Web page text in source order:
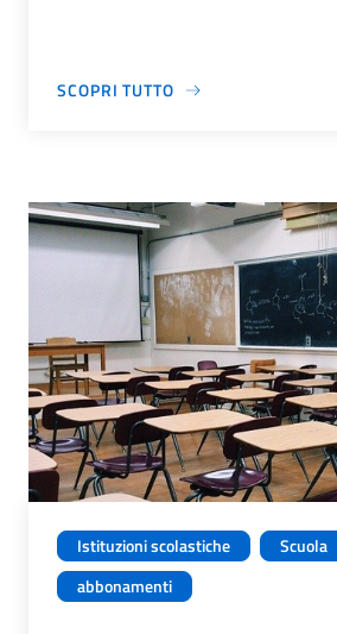
SCOPRI TUTTO
Istituzioni scolastiche
Scuola
abbonamenti